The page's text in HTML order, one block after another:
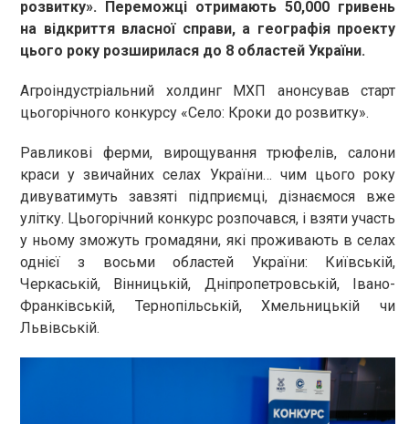
розвитку». Переможці отримають 50,000 гривень
на відкриття власної справи, а географія проекту
цього року розширилася до 8 областей України.
Агроіндустріальний холдинг МХП анонсував старт
цьогорічного конкурсу «Село: Кроки до розвитку».
Равликові ферми, вирощування трюфелів, салони
краси у звичайних селах України… чим цього року
дивуватимуть завзяті підприємці, дізнаємося вже
улітку. Цьогорічний конкурс розпочався, і взяти участь
у ньому зможуть громадяни, які проживають в селах
однієї з восьми областей України: Київській,
Черкаській, Вінницькій, Дніпропетровській, Івано-
Франківській, Тернопільській, Хмельницькій чи
Львівській.